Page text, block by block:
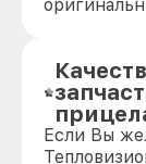
Если Вы